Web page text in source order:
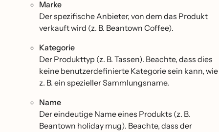
Marke
Der spezifische Anbieter, von dem das Produkt
verkauft wird (z. B. Beantown Coffee).
Kategorie
Der Produkttyp (z. B. Tassen). Beachte, dass dies
keine benutzerdefinierte Kategorie sein kann, wie
z. B. ein spezieller Sammlungsname.
Name
Der eindeutige Name eines Produkts (z. B.
Beantown holiday mug). Beachte, dass der